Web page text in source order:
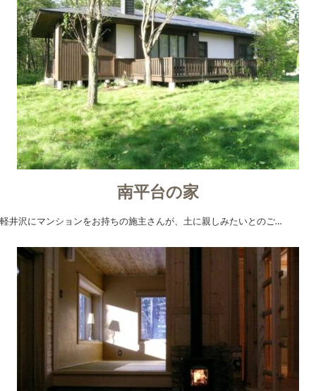
南平台の家
軽井沢にマンションをお持ちの施主さんが、土に親しみたいとのご…